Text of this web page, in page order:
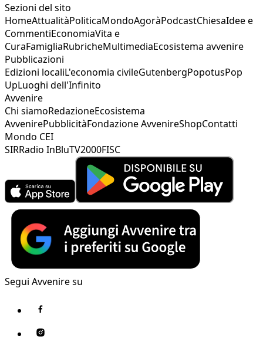
Sezioni del sito
HomeAttualitàPoliticaMondoAgoràPodcastChiesaIdee e
CommentiEconomiaVita e
CuraFamigliaRubricheMultimediaEcosistema avvenire
Pubblicazioni
Edizioni localiL'economia civileGutenbergPopotusPop
UpLuoghi dell'Infinito
Avvenire
Chi siamoRedazioneEcosistema
AvvenirePubblicitàFondazione AvvenireShopContatti
Mondo CEI
SIRRadio InBluTV2000FISC
Segui Avvenire su